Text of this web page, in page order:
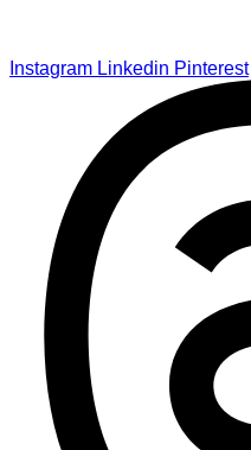
Instagram Linkedin Pinterest